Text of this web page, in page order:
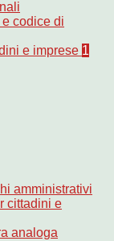
codice di
e imprese 1
amministrativi
cittadini e
analoga